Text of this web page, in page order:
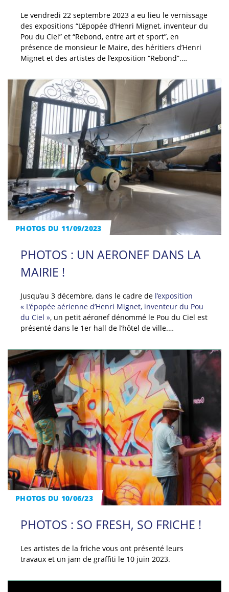
Le vendredi 22 septembre 2023 a eu lieu le vernissage
des expositions “L’épopée d’Henri Mignet, inventeur du
Pou du Ciel” et “Rebond, entre art et sport”, en
présence de monsieur le Maire, des héritiers d’Henri
Mignet et des artistes de l’exposition “Rebond”.…
PHOTOS DU 11/09/2023
PHOTOS : UN AERONEF DANS LA
MAIRIE !
Jusqu’au 3 décembre, dans le cadre de l’exposition
« L’épopée aérienne d’Henri Mignet, inventeur du Pou
du Ciel », un petit aéronef dénommé le Pou du Ciel est
présenté dans le 1er hall de l’hôtel de ville.…
PHOTOS DU 10/06/23
PHOTOS : SO FRESH, SO FRICHE !
Les artistes de la friche vous ont présenté leurs
travaux et un jam de graffiti le 10 juin 2023.